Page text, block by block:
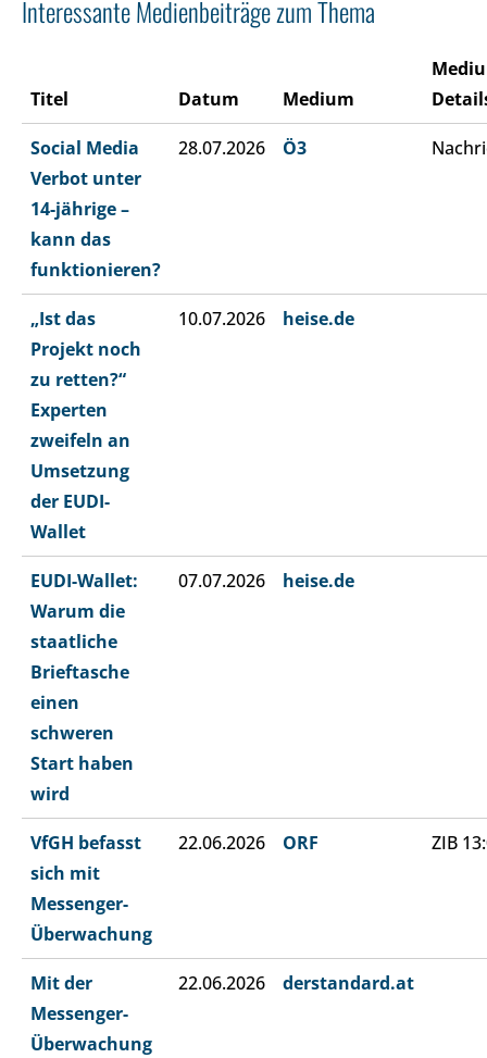
Interessante Medienbeiträge zum Thema
Titel Datum Medium
Social Media
Verbot unter
14-jährige –
kann das
funktionieren?
28.07.2026 Ö3
„Ist das
Projekt noch
zu retten?“
Experten
zweifeln an
Umsetzung
der EUDI-
Wallet
10.07.2026 heise.de
EUDI-Wallet:
Warum die
staatliche
Brieftasche
einen
schweren
Start haben
wird
07.07.2026 heise.de
VfGH befasst
sich mit
Messenger-
Überwachung
22.06.2026 ORF ZIB
Mit der
Messenger-
Überwachung
22.06.2026 derstandard.at